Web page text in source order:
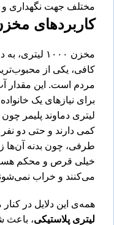
مختلف جهت نگهداری و
کاربردهای
مخزن ۱۰۰۰
کافی، یکی از
لیتری دماوند پلیمر
کمی دارند و حتی دو نفر
طرفی، چون بدنه آن‌ها
خیلی قرص و محکم
می‌کنند و خراب
همه‌ی این‌ دلایل در
لیتری پلاستیکی، باعث